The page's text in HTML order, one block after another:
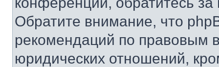
Обратите внимание, что
рекомендаций по правовым
юридических отношений,